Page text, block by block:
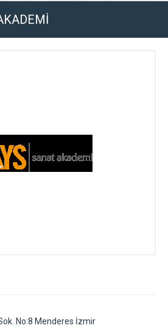
No:8 Menderes İzmir